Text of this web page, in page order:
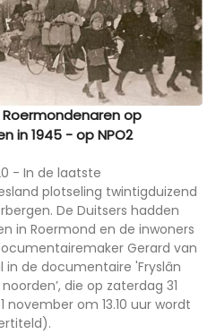
op
in 1945 - op NPO2
- In de laatste
plotseling twintigduizend
De Duitsers hadden
in Roermond en de inwoners
Gerard van
de documentaire 'Fryslân
die op zaterdag 31
november om 13.10 uur wordt